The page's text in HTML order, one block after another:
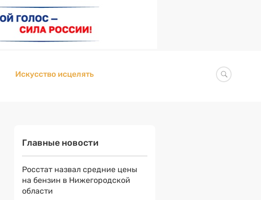
Искусство исцелять
Главные новости
Росстат назвал средние цены
на бензин в Нижегородской
области